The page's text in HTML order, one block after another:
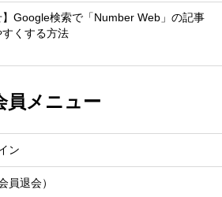
】Google検索で「Number Web」の記事
くする方法
員メニュー
ン
員退会）